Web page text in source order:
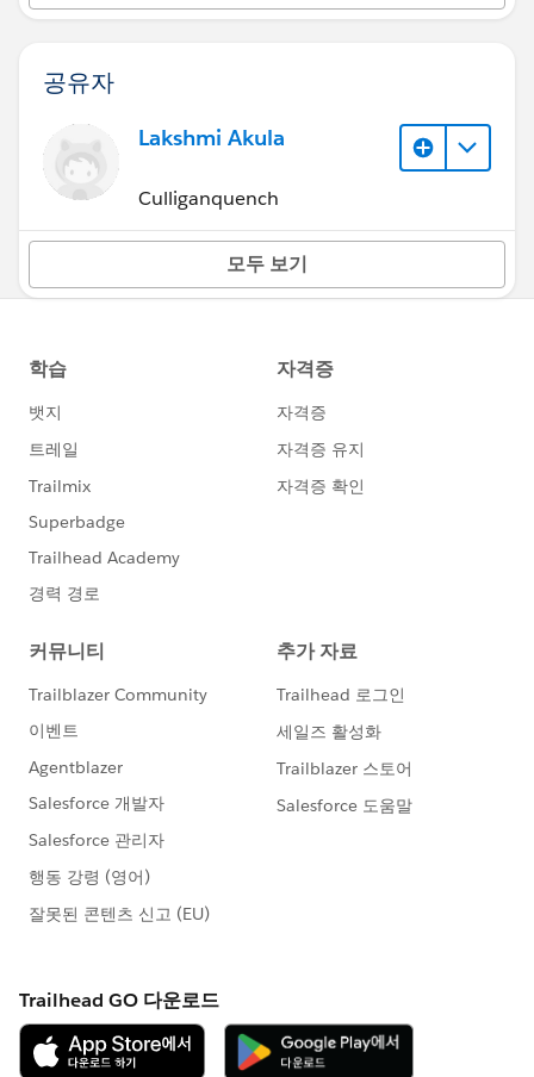
공유자
Lakshmi Akula
Culliganquench
모두 보기